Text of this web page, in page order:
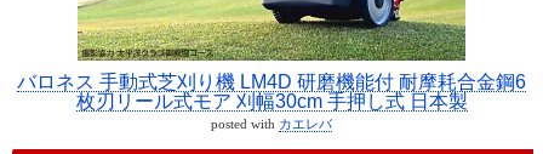
バロネス 手動式芝刈り機 LM4D 研磨機能付 耐摩耗合金鋼6
枚刃リール式モア 刈幅30cm 手押し式 日本製
posted with カエレバ